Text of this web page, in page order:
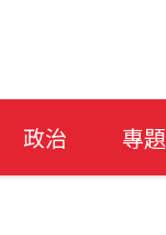
政治 專題